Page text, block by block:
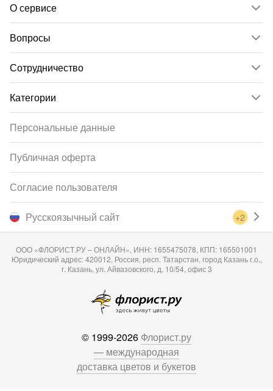
О сервисе
Вопросы
Сотрудничество
Категории
Русскоязычный сайт +2
Персональные данные
Публичная оферта
Согласие пользователя
ООО «ФЛОРИСТ.РУ – ОНЛАЙН», ИНН: 1655475078, КПП: 165501001
Юридический адрес: 420012, Россия, респ. Татарстан, город Казань г.о.,
г. Казань, ул. Айвазовского, д. 10/54, офис 3
© 1999-2026 Флорист.ру
— международная
доставка цветов и букетов